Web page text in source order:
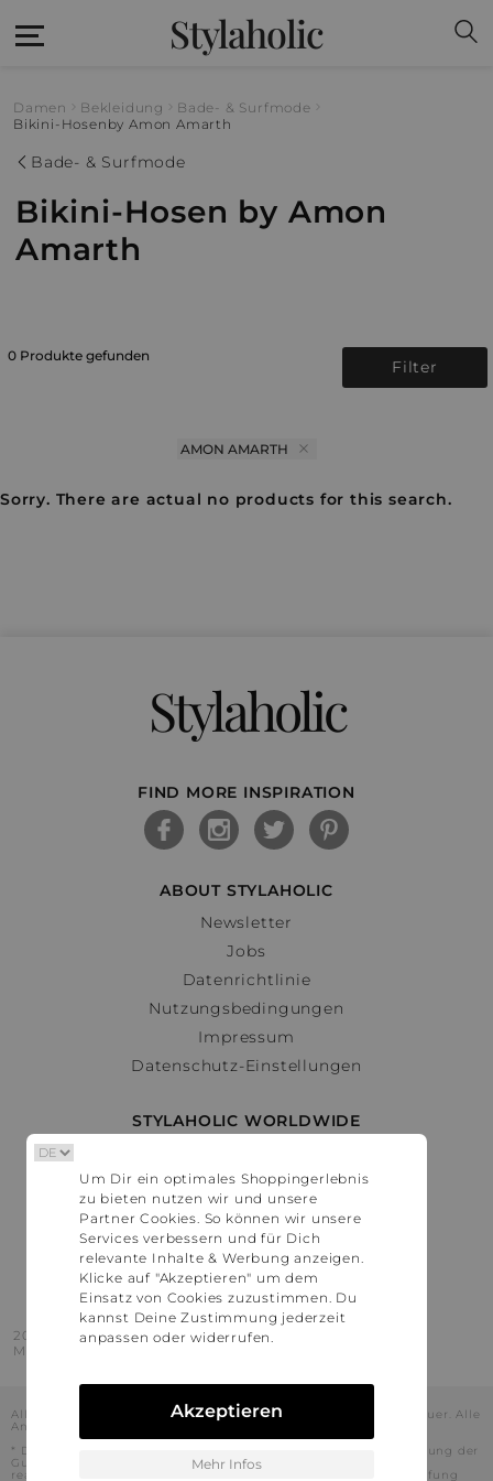
Stylaholic
Damen Bekleidung
Bade- & Surfmode
Bikini-Hosen by Amon Amarth
Bade- & Surfmode
Bikini-Hosen by Amon
Amarth
0 Produkte gefunden
Filter
AMON AMARTH
Sorry. There are actual no products for this search.
Stylaholic
FIND MORE INSPIRATION
ABOUT STYLAHOLIC
Newsletter
Jobs
Datenrichtlinie
Nutzungsbedingungen
Impressum
Datenschutz-Einstellungen
STYLAHOLIC WORLDWIDE
Österreich
Schweiz
France
United States
2016 - 2026 © Stylaholic.
Made for you with love in munich.
Alle Preise inkl. der jeweils geltenden gesetzlichen Mehrwertsteuer. Alle
Angaben ohne Gewähr.
* Die angezeigten Preise beinhalten Rabatte, die durch die Nutzung der
Gutschein-Codes auf den Seiten unserer Partner voraussichtlich
realisiert werden können. Stylaholic führt keine vollständige Prüfung
Um Dir ein optimales Shoppingerlebnis
zu bieten nutzen wir und unsere
Partner Cookies. So können wir unsere
Services verbessern und für Dich
relevante Inhalte & Werbung anzeigen.
Klicke auf "Akzeptieren" um dem
Einsatz von Cookies zuzustimmen. Du
kannst Deine Zustimmung jederzeit
anpassen oder widerrufen.
Akzeptieren
Mehr Infos